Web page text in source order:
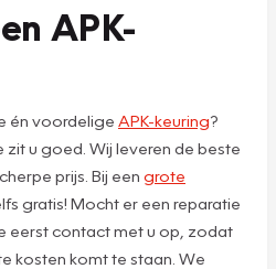
APK-
én voordelige APK-keuring?
zit u goed. Wij leveren de beste
prijs. Bij een grote
gratis! Mocht er een reparatie
eerst contact met u op, zodat
kosten komt te staan. We